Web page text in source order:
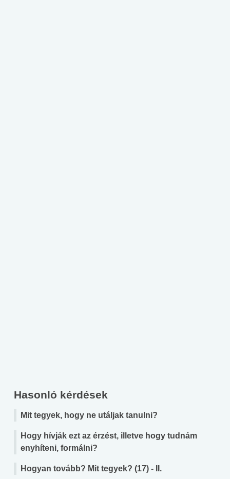
Hasonló kérdések
Mit tegyek, hogy ne utáljak tanulni?
Hogy hívják ezt az érzést, illetve hogy tudnám
enyhíteni, formálni?
Hogyan tovább? Mit tegyek? (17) - II.